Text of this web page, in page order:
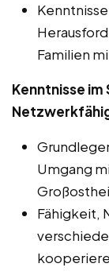
Familien
Kenntnisse
Umgang
Fähigkeit,